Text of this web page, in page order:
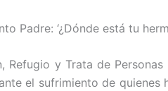
Padre: ‘¿Dónde está tu
y Trata de
el sufrimiento de